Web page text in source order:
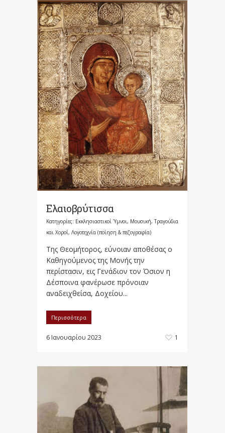
Ελαιοβρύτισσα
Κατηγορίες: Εκκλησιαστικοί Ύμνοι, Μουσική, Τραγούδια
και Χοροί, Λογοτεχνία (ποίηση & πεζογραφία)
Της Θεομήτορος, εύνοιαν αποθέσας ο
Καθηγούμενος της Μονής την
περίστασιν, εις Γενάδιον τον Όσιον η
Δέσποινα φανέρωσε πρόνοιαν
αναδειχθείσα, Δοχείου...
Περισσότερα
6 Ιανουαρίου 2023 1